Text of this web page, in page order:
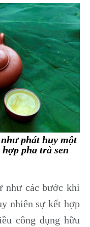
phát huy một
pha trà sen
như các bước khi
nhiên sự kết hợp
công dụng hữu